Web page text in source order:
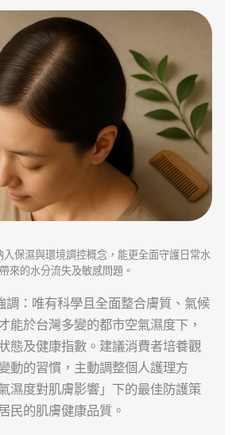
保濕與環境調控概念，能更全面守護日常水
來的水分流失及敏感問題。
：唯有科學且全面整合膚質、氣候
能於台灣多變的都市空氣濕度下，
態及健康指數。建議消費者培養觀
動的習慣，主動調整個人護理方
濕度對肌膚影響」下的最佳防護策
民的肌膚健康品質。